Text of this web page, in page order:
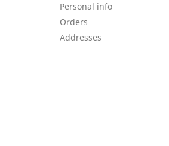
Personal info
Orders
Addresses